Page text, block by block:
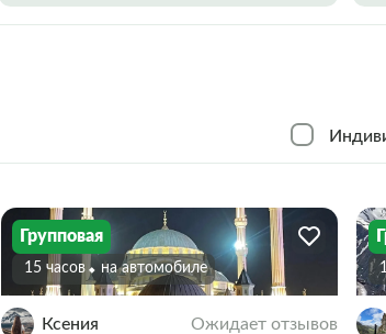
Групповая
15 часов На автомобиле
Ксения Ожидает отзывов